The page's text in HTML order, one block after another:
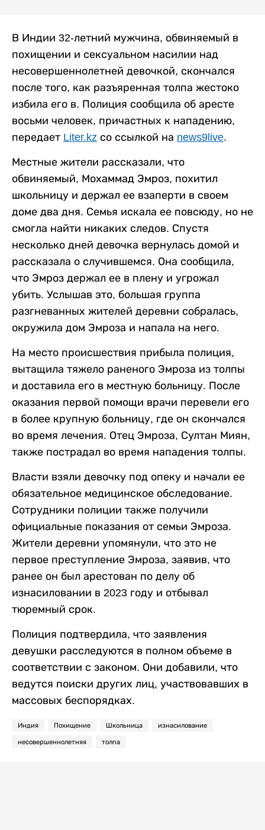
В Индии 32-летний мужчина, обвиняемый в
похищении и сексуальном насилии над
несовершеннолетней девочкой, скончался
после того, как разъяренная толпа жестоко
избила его в. Полиция сообщила об аресте
восьми человек, причастных к нападению,
передает Liter.kz со ссылкой на news9live.
Местные жители рассказали, что
обвиняемый, Мохаммад Эмроз, похитил
школьницу и держал ее взаперти в своем
доме два дня. Семья искала ее повсюду, но не
смогла найти никаких следов. Спустя
несколько дней девочка вернулась домой и
рассказала о случившемся. Она сообщила,
что Эмроз держал ее в плену и угрожал
убить. Услышав это, большая группа
разгневанных жителей деревни собралась,
окружила дом Эмроза и напала на него.
На место происшествия прибыла полиция,
вытащила тяжело раненого Эмроза из толпы
и доставила его в местную больницу. После
оказания первой помощи врачи перевели его
в более крупную больницу, где он скончался
во время лечения. Отец Эмроза, Султан Миян,
также пострадал во время нападения толпы.
Власти взяли девочку под опеку и начали ее
обязательное медицинское обследование.
Сотрудники полиции также получили
официальные показания от семьи Эмроза.
Жители деревни упомянули, что это не
первое преступление Эмроза, заявив, что
ранее он был арестован по делу об
изнасиловании в 2023 году и отбывал
тюремный срок.
Полиция подтвердила, что заявления
девушки расследуются в полном объеме в
соответствии с законом. Они добавили, что
ведутся поиски других лиц, участвовавших в
массовых беспорядках.
Индия Похищение Школьница изнасилование
несовершеннолетняя толпа